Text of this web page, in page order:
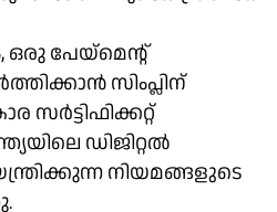
പേയ്‌മെന്റ്
സിംപ്ലിന്
ഡിജിറ്റൽ
നിയമങ്ങളുടെ